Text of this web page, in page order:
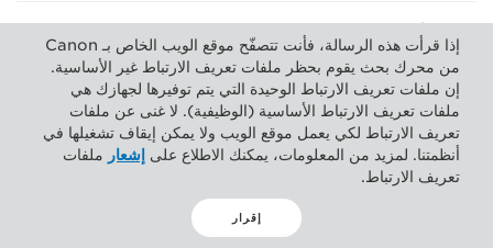
Date and Time
قابل للتحديد، دعم الساعة العالمية
Camera Data Recording
يمكن تخزين سرعة الغالق وفتحة العدسة والاكتساب وغير ذلك الكثير مع
التسجيل
إذا قرأت هذه الرسالة، فأنت تتصفّح موقع الويب الخاص بـ Canon
من محرك بحث يقوم بحظر ملفات تعريف الارتباط غير الأساسية.
إن ملفات تعريف الارتباط الوحيدة التي يتم توفيرها لجهازك هي
ملفات تعريف الارتباط الأساسية (الوظيفية). لا غنى عن ملفات
تعريف الارتباط لكي يعمل موقع الويب ولا يمكن إيقاف تشغيلها في
أنظمتنا. لمزيد من المعلومات، يمكنك الاطلاع على إشعار ملفات
تعريف الارتباط.
إقرار